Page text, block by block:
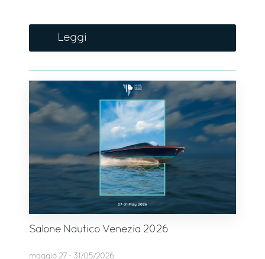
Leggi
Salone Nautico Venezia 2026
maggio 27 - 31/05/2026